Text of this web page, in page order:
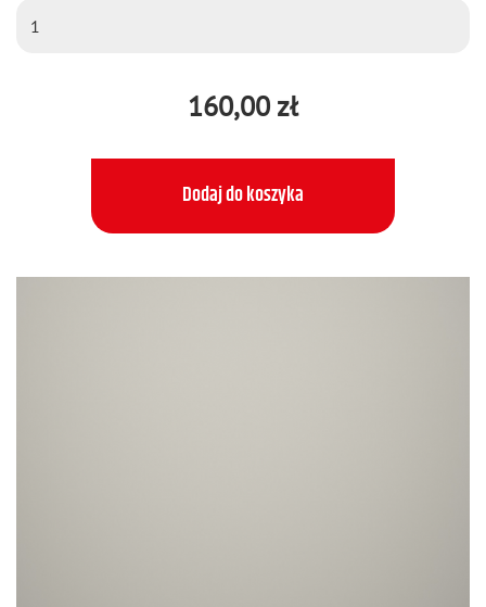
160,00 zł
Dodaj do koszyka